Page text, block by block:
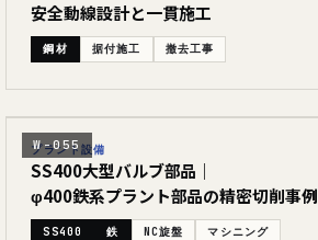
安全動線設計と一貫施工
鋼材 据付施工 撤去工事
W-055
プラント設備
SS400大型バルブ部品｜
φ400鉄系プラント部品の精密切削事例
SS400 鉄 NC旋盤 マシニング